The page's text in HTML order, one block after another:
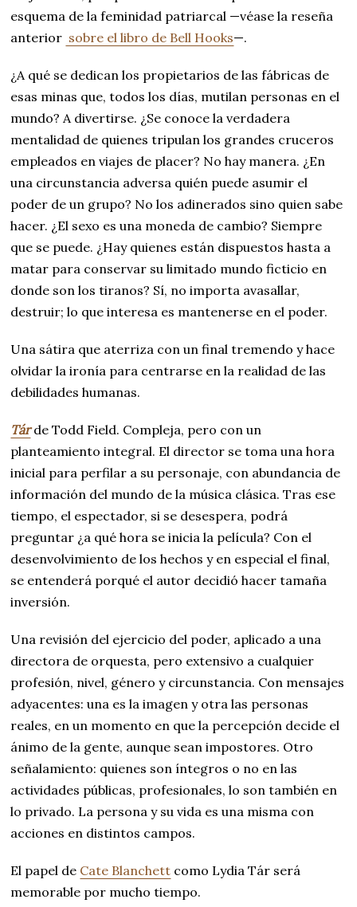
esquema de la feminidad patriarcal —véase la reseña
anterior sobre el libro de Bell Hooks—.
¿A qué se dedican los propietarios de las fábricas de
esas minas que, todos los días, mutilan personas en el
mundo? A divertirse. ¿Se conoce la verdadera
mentalidad de quienes tripulan los grandes cruceros
empleados en viajes de placer? No hay manera. ¿En
una circunstancia adversa quién puede asumir el
poder de un grupo? No los adinerados sino quien sabe
hacer. ¿El sexo es una moneda de cambio? Siempre
que se puede. ¿Hay quienes están dispuestos hasta a
matar para conservar su limitado mundo ficticio en
donde son los tiranos? Sí, no importa avasallar,
destruir; lo que interesa es mantenerse en el poder.
Una sátira que aterriza con un final tremendo y hace
olvidar la ironía para centrarse en la realidad de las
debilidades humanas.
Tárde Todd Field. Compleja, pero con un
planteamiento integral. El director se toma una hora
inicial para perfilar a su personaje, con abundancia de
información del mundo de la música clásica. Tras ese
tiempo, el espectador, si se desespera, podrá
preguntar ¿a qué hora se inicia la película? Con el
desenvolvimiento de los hechos y en especial el final,
se entenderá porqué el autor decidió hacer tamaña
inversión.
Una revisión del ejercicio del poder, aplicado a una
directora de orquesta, pero extensivo a cualquier
profesión, nivel, género y circunstancia. Con mensajes
adyacentes: una es la imagen y otra las personas
reales, en un momento en que la percepción decide el
ánimo de la gente, aunque sean impostores. Otro
señalamiento: quienes son íntegros o no en las
actividades públicas, profesionales, lo son también en
lo privado. La persona y su vida es una misma con
acciones en distintos campos.
El papel de Cate Blanchett como Lydia Tár será
memorable por mucho tiempo.